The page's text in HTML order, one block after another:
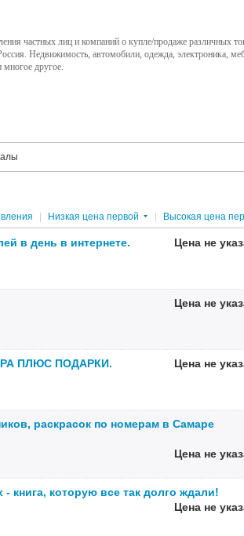
частных лиц и компаний о купле/продаже различных
Недвижимость, автомобили, одежда, электроника,
другое.
Низкая цена первой Высокая цена
в день в интернете. Цена не
Цена не
ПЛЮС ПОДАРКИ. Цена не
раскрасок по номерам в Самаре
Цена не
книга, которую все так долго ждали!
Цена не